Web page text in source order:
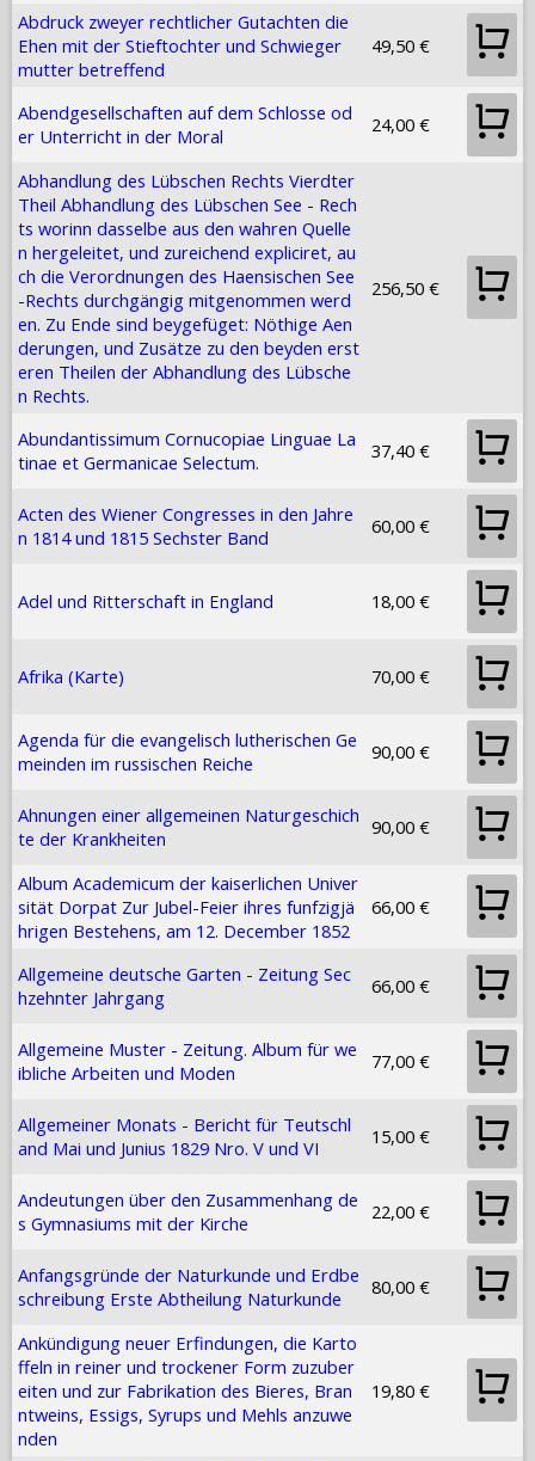
Abdruck zweyer rechtlicher Gutachten die
Ehen mit der Stieftochter und Schwieger
mutter betreffend
49,50 €
Abendgesellschaften auf dem Schlosse od
er Unterricht in der Moral
24,00 €
Abhandlung des Lübschen Rechts Vierdter
Theil Abhandlung des Lübschen See - Rech
ts worinn dasselbe aus den wahren Quelle
n hergeleitet, und zureichend expliciret, au
ch die Verordnungen des Haensischen See
-Rechts durchgängig mitgenommen werd
en. Zu Ende sind beygefüget: Nöthige Aen
derungen, und Zusätze zu den beyden erst
eren Theilen der Abhandlung des Lübsche
n Rechts.
256,50 €
Abundantissimum Cornucopiae Linguae La
tinae et Germanicae Selectum.
37,40 €
Acten des Wiener Congresses in den Jahre
n 1814 und 1815 Sechster Band
60,00 €
Adel und Ritterschaft in England 18,00 €
Afrika (Karte) 70,00 €
Agenda für die evangelisch lutherischen Ge
meinden im russischen Reiche
90,00 €
Ahnungen einer allgemeinen Naturgeschich
te der Krankheiten
90,00 €
Album Academicum der kaiserlichen Univer
sität Dorpat Zur Jubel-Feier ihres funfzigjä
hrigen Bestehens, am 12. December 1852
66,00 €
Allgemeine deutsche Garten - Zeitung Sec
hzehnter Jahrgang
66,00 €
Allgemeine Muster - Zeitung. Album für we
ibliche Arbeiten und Moden
77,00 €
Allgemeiner Monats - Bericht für Teutschl
and Mai und Junius 1829 Nro. V und VI
15,00 €
Andeutungen über den Zusammenhang de
s Gymnasiums mit der Kirche
22,00 €
Anfangsgründe der Naturkunde und Erdbe
schreibung Erste Abtheilung Naturkunde
80,00 €
Ankündigung neuer Erfindungen, die Karto
ffeln in reiner und trockener Form zuzuber
eiten und zur Fabrikation des Bieres, Bran
ntweins, Essigs, Syrups und Mehls anzuwe
nden
19,80 €